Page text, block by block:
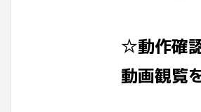
☆動作確
動画観覧